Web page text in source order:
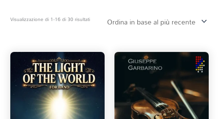
Clarinetto basso
Composizioni originali
Natale
QR base
QR esecuzione
Trascrizioni e Arrangiamenti
AZZERA
Visualizzazione di 1-16 di 30 risultatiOrdina
in